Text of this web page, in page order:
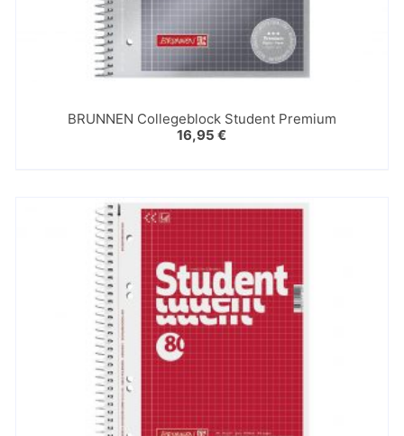
BRUNNEN Collegeblock Student Premium
16,95€